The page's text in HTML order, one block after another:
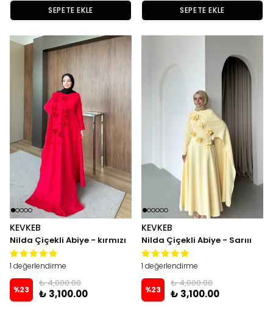
SEPETE EKLE SEPETE EKLE
KEVKEB
Nilda Çiçekli Abiye - kırmızı
1 değerlendirme
%23
₺ 4,000.00
₺ 3,100.00
KEVKEB
Nilda Çiçekli Abiye - Sarııı
1 değerlendirme
%23
₺ 4,000.00
₺ 3,100.00